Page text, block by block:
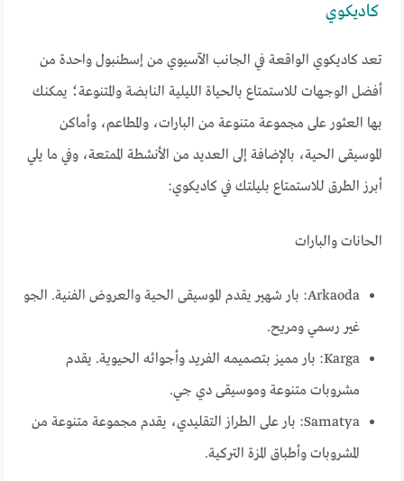
كاديكوي
تعد كاديكوي الواقعة في الجانب الآسيوي من إسطنبول واحدة من
أفضل الوجهات للاستمتاع بالحياة الليلية النابضة والمتنوعة؛ يمكنك
بها العثور على مجموعة متنوعة من البارات، والمطاعم، وأماكن
الموسيقى الحية، بالإضافة إلى العديد من الأنشطة الممتعة، وفي ما يلي
أبرز الطرق للاستمتاع بليلتك في كاديكوي:
الحانات والبارات
Arkaoda: بار شهير يقدم الموسيقى الحية والعروض الفنية. الجو
غير رسمي ومريح.
Karga: بار مميز بتصميمه الفريد وأجوائه الحيوية. يقدم
مشروبات متنوعة وموسيقى دي جي.
Samatya: بار على الطراز التقليدي، يقدم مجموعة متنوعة من
المشروبات وأطباق المزة التركية.